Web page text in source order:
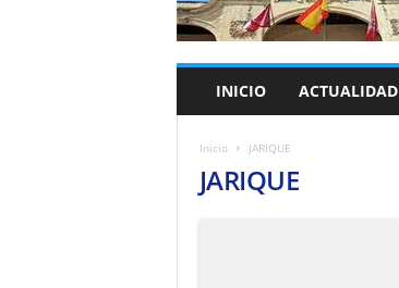
A
S
INICIO ACTUALIDAD
Inicio JARIQUE
JARIQUE